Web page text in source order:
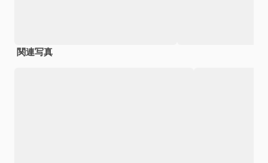
関連写真